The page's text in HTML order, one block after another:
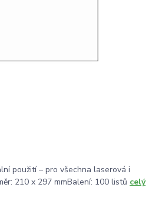
použití – pro všechna laserová i
210 x 297 mmBalení: 100 listů celý